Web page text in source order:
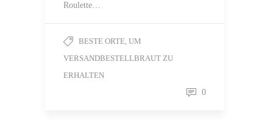
Roulette…
BESTE ORTE, UM
VERSANDBESTELLBRAUT ZU
ERHALTEN
0